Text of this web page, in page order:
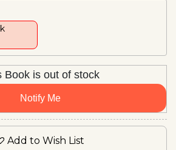
Book is out of stock
Notify Me
Add to Wish List